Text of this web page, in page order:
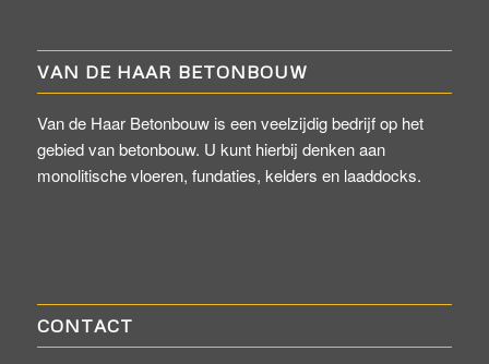
VAN DE HAAR BETONBOUW
Van de Haar Betonbouw is een veelzijdig bedrijf op het
gebied van betonbouw. U kunt hierbij denken aan
monolitische vloeren, fundaties, kelders en laaddocks.
CONTACT